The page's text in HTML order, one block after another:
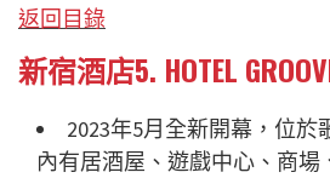
返回目錄
新宿酒店5. HOTEL
2023年5月全新開幕，位
內有居酒屋、遊戲中心、商